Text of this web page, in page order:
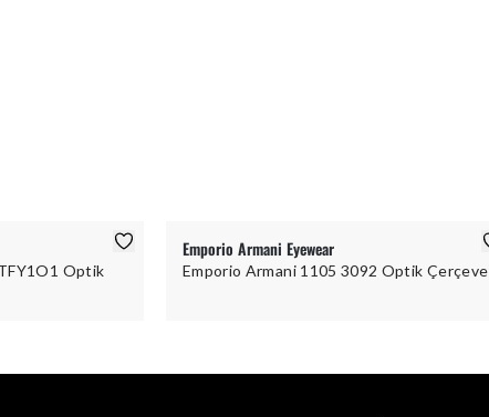
Optik
Emporio Armani Eyewear
Emporio Armani 1105 3092 Optik Çerçeve